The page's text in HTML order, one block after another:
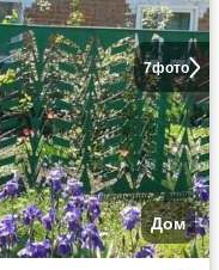
7фото
Дом